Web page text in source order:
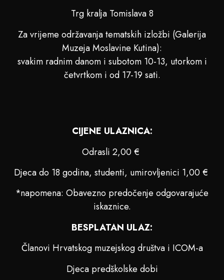
Trg kralja Tomislava 8
Za vrijeme održavanja tematskih izložbi (Galerija
Muzeja Moslavine Kutina):
svakim radnim danom i subotom 10-13, utorkom i
četvrtkom i od 17-19 sati.
CIJENE ULAZNICA:
Odrasli 2,00 €
Djeca do 18 godina, studenti, umirovljenici 1,00 €
*napomena: Obavezno predočenje odgovarajuće
iskaznice.
BESPLATAN ULAZ:
Članovi Hrvatskog muzejskog društva i ICOM-a
Djeca predškolske dobi